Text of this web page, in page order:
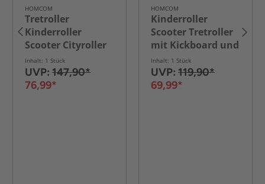
HOMCOM
Tretroller
Kinderroller
Scooter Cityroller
Luftreifen
verstellbar Weiß
Inhalt: 1 Stück
UVP: 147,90*
76,99*
HOMCOM
Kinderroller
Scooter Tretroller
mit Kickboard und
Luftreifen16/12
Zoll Blau
Inhalt: 1 Stück
UVP: 119,90*
69,99*